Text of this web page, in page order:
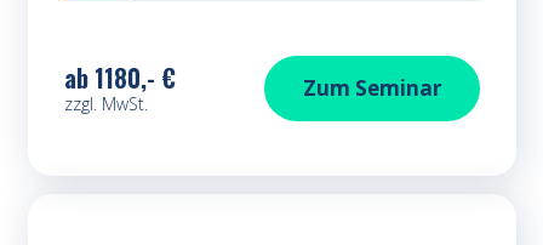
ab1180,- €
zzgl. MwSt.
Zum Videos mit dem
Seminar